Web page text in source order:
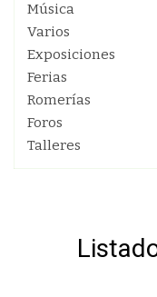
Música
Varios
Exposiciones
Ferias
Romerías
Foros
Talleres